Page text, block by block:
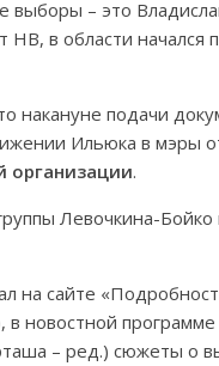
выборы – это
в области начался
накануне подачи
Ильюка в мэры
организации.
Левочкина-
на сайте
новостной
– ред.) сюжеты о